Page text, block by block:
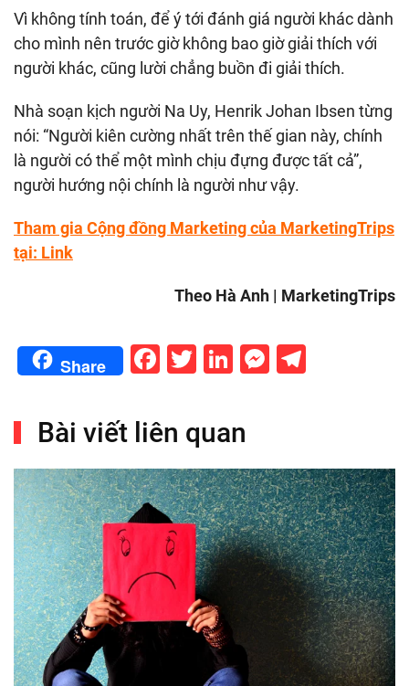
Vì không tính toán, để ý tới đánh giá người khác dành
cho mình nên trước giờ không bao giờ giải thích với
người khác, cũng lười chẳng buồn đi giải thích.
Nhà soạn kịch người Na Uy, Henrik Johan Ibsen từng
nói: “Người kiên cường nhất trên thế gian này, chính
là người có thể một mình chịu đựng được tất cả”,
người hướng nội chính là người như vậy.
Tham gia Cộng đồng Marketing của MarketingTrips
tại: Link
Theo Hà Anh | MarketingTrips
Share Facebook
Twitter
LinkedIn
Bài viết liên quan